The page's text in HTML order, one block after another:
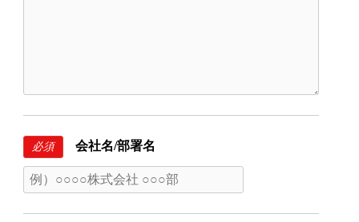
必須 会社名/部署名